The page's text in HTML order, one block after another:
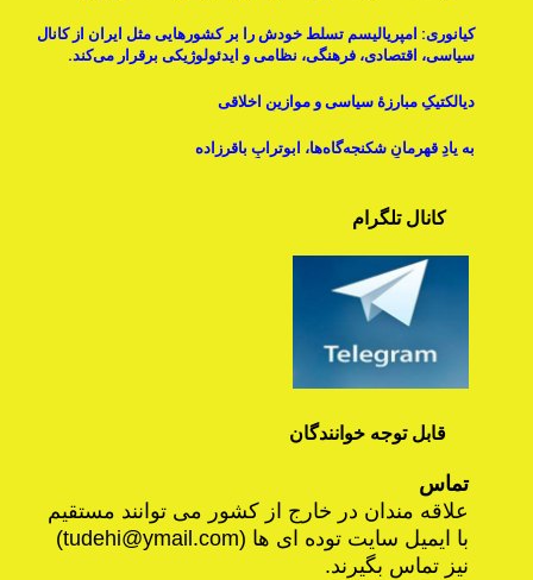
کیانوری: امپریالیسم تسلط خودش را بر کشورهایی مثل ایران از کانال
سیاسی، اقتصادی، فرهنگی، نظامی و ایدئولوژیکی برقرار می‌کند.
دیالکتیکِ مبارزۀ سیاسی و موازینِ اخلاقی
به یادِ قهرمانِ شکنجه‌گاه‌ها، ابوترابِ باقرزاده
کانال تلگرام
قابل توجه خوانندگان
تماس
علاقه مندان در خارج از کشور می توانند مستقیم
با ایمیل سایت توده ای ها (tudehi@ymail.com
)
نیز تماس بگیرند.